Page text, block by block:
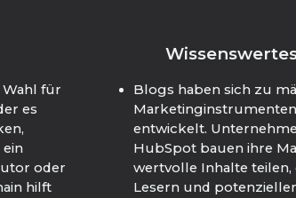
Wahl für
es
ein
oder
hilft
Blogs haben sich zu
entwickelt.
HubSpot bauen ihre
wertvolle Inhalte teilen,
Lesern und